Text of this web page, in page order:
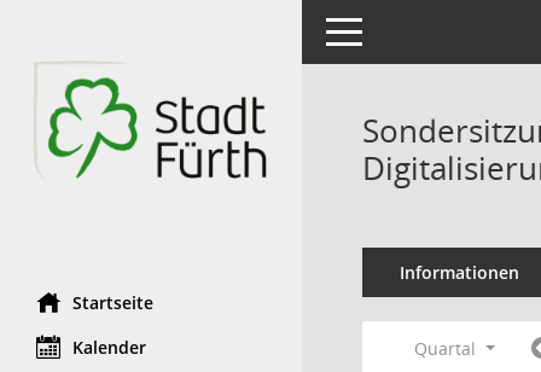
Startseite
Kalender
Toggle navigation
Informationen
Quartal